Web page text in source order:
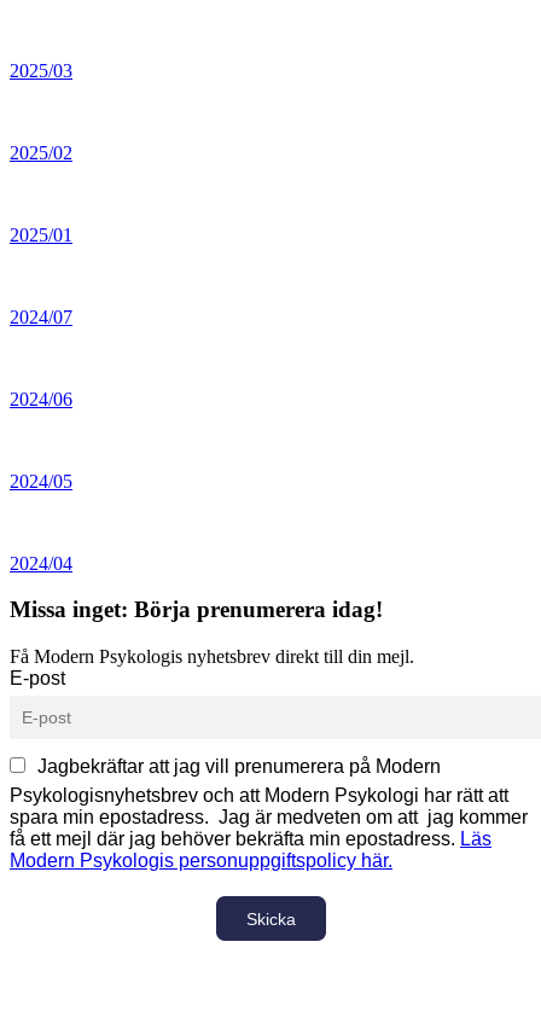
2025/03
2025/02
2025/01
2024/07
2024/06
2024/05
2024/04
Missa inget: Börja prenumerera idag!
Få Modern Psykologis nyhetsbrev direkt till din mejl.
E-post
Jagbekräftar att jag vill prenumerera på Modern
Psykologisnyhetsbrev och att Modern Psykologi har rätt att
spara min epostadress. Jag är medveten om att jag kommer
få ett mejl där jag behöver bekräfta min epostadress. Läs
Modern Psykologis personuppgiftspolicy här.
Skicka